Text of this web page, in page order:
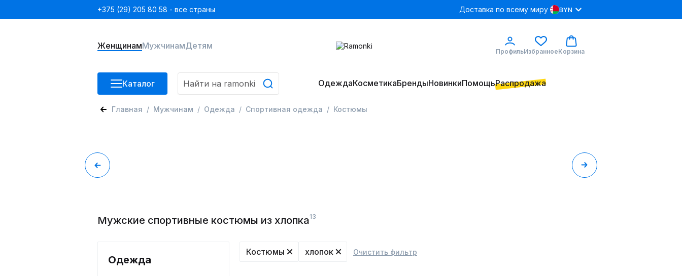
+375 (29) 205 80 58 - все страны Доставка по всему миру BYN
ЖенщинамМужчинамДетям
ПрофильИзбранноеКорзина
Каталог ОдеждаКосметикаБрендыНовинкиПомощьРаспродажа
Главная Мужчинам Одежда Спортивная одежда Костюмы
Мужские спортивные костюмы из хлопка13
Одежда
Костюмы хлопок Очистить фильтр